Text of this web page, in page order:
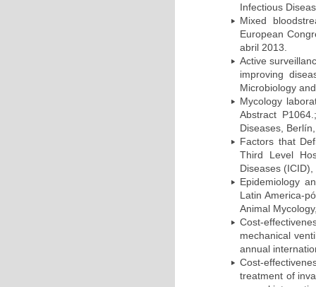
Infectious
Mixed
European
abril 2013.
Active
improving
Microbiology
Mycology
Abstract
Diseases,
Factors that
Third Level
Diseases
Epidemiology
Latin America-
Animal
Cost-
mechanical
annual
Cost-
treatment of